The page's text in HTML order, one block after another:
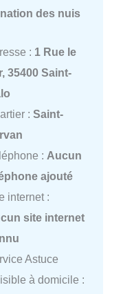
des nuis
: 1 Rue le
35400 Saint-
: Saint-
: Aucun
ajouté
internet :
site internet
Astuce
à domicile :